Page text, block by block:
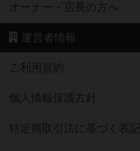
オーナー・店長の方へ
運営者情報
ご利用規約
個人情報保護方針
特定商取引法に基づく表記